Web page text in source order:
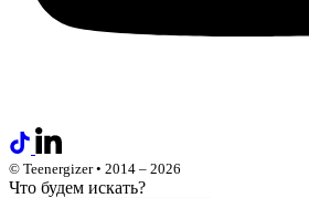
© Teenergizer • 2014 – 2026
Что будем искать?